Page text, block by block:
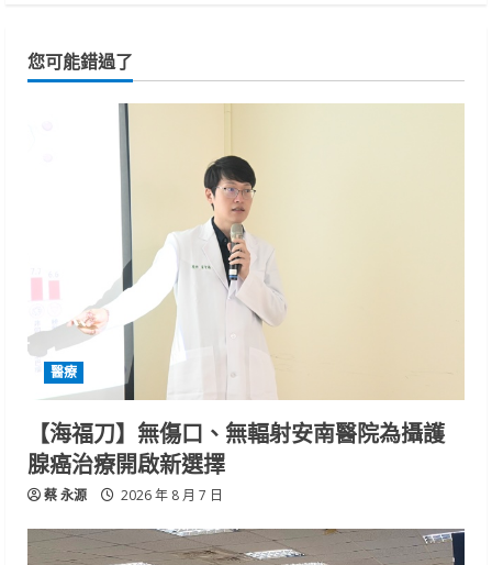
您可能錯過了
醫療
【海福刀】無傷口、無輻射安南醫院為攝護
腺癌治療開啟新選擇
蔡 永源 2026 年 8 月 7 日